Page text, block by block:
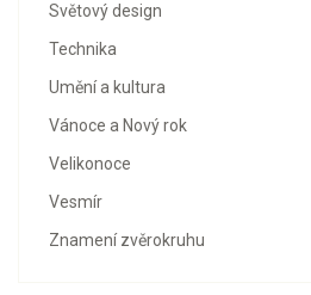
Světový design
Technika
Umění a kultura
Vánoce a Nový rok
Velikonoce
Vesmír
Znamení zvěrokruhu